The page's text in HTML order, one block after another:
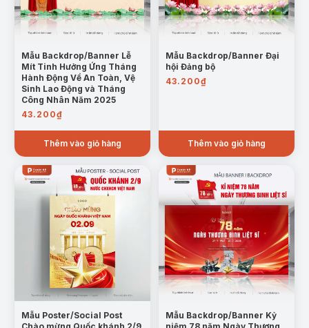
Mẫu Backdrop/Banner Lễ
Mít Tinh Hưởng Ứng Tháng
Hành Động Về An Toàn, Vệ
Sinh Lao Động và Tháng
Công Nhân Năm 2025
43.200₫
Thêm vào giỏ hàng
Mẫu Backdrop/Banner Đại
hội Đảng bộ
43.200₫
Thêm vào giỏ hàng
Mẫu Poster/Social Post
Mẫu Backdrop/Banner Kỷ